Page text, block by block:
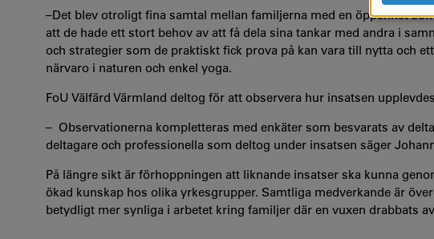
–Det blev otroligt fina samtal mellan familjerna med en öppenhet
att de hade ett stort behov av att få dela sina tankar med andra i
och strategier som de praktiskt fick prova på kan vara till nytta och
närvaro i naturen och enkel yoga.
FoU Välfärd Värmland deltog för att observera hur insatsen
– Observationerna kompletteras med enkäter som besvarats av
deltagare och professionella som deltog under insatsen säger
På längre sikt är förhoppningen att liknande insatser ska kunna
ökad kunskap hos olika yrkesgrupper. Samtliga medverkande är
betydligt mer synliga i arbetet kring familjer där en vuxen drabbats